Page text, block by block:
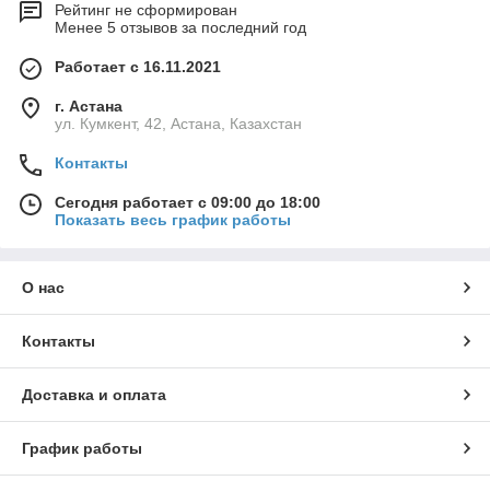
Рейтинг не сформирован
Менее 5 отзывов за последний год
Работает с 16.11.2021
г. Астана
ул. Кумкент, 42, Астана, Казахстан
Контакты
Сегодня работает с 09:00 до 18:00
Показать весь график работы
О нас
Контакты
Доставка и оплата
График работы